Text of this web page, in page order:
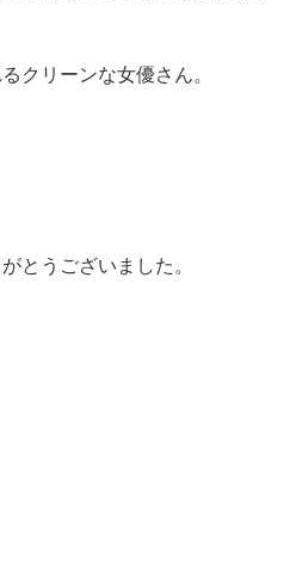
クリーンな女優さん。
とうございました。